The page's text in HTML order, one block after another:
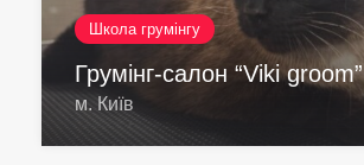
Школа грумінгу
Грумінг-салон “Viki groom”
м. Київ